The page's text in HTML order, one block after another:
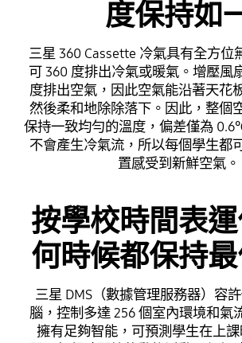
度保持如
三星 360 Cassette 冷氣具有全方位
可 360 度排出冷氣或暖氣。增壓風
度排出空氣，因此空氣能沿著天花
然後柔和地除除落下。因此，整個
保持一致均勻的溫度，偏差僅為
不會產生冷氣流，所以每個學生都
置感受到新鮮空氣。
按學校時間表
何時候都保持
三星 DMS（數據管理服務器）容
腦，控制多達 256 個室內環境和氣
擁有足夠智能，可預測學生在上